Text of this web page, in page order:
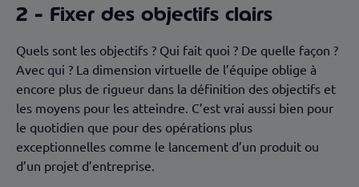
2 - Fixer des objectifs clairs
Quels sont les objectifs ? Qui fait quoi ? De quelle façon ?
Avec qui ? La dimension virtuelle de l’équipe oblige à
encore plus de rigueur dans la définition des objectifs et
les moyens pour les atteindre. C’est vrai aussi bien pour
le quotidien que pour des opérations plus
exceptionnelles comme le lancement d’un produit ou
d’un projet d’entreprise.